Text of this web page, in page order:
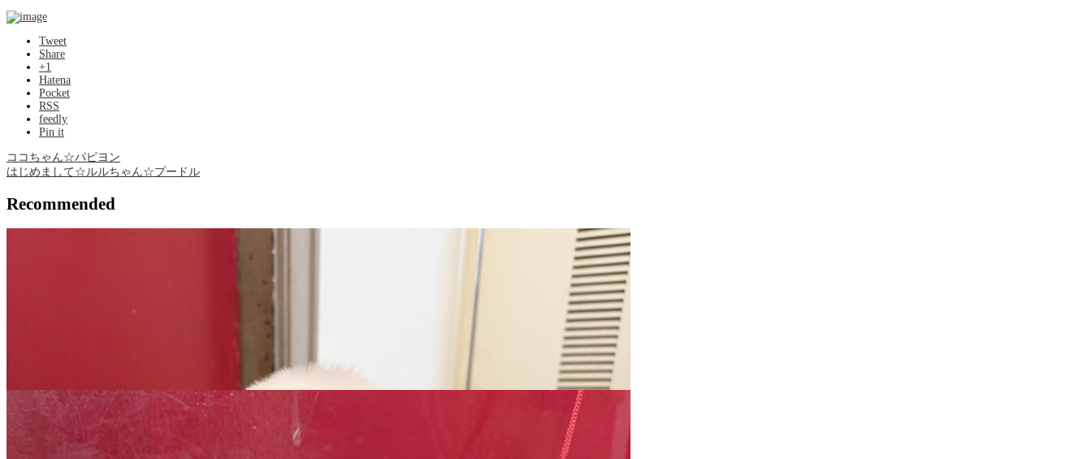
Tweet
Share
+1
Hatena
Pocket
RSS
feedly
Pin it
ココちゃん☆パピヨン
はじめまして☆ルルちゃん☆プードル
Recommended